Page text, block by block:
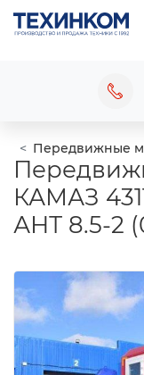
Передвижные
КАМАЗ
АНТ 8.5-2